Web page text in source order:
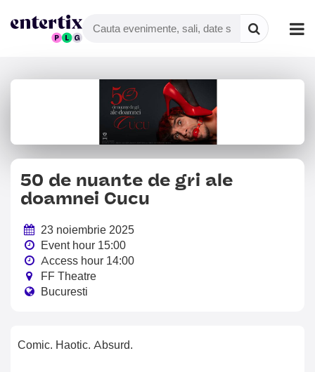
Comic. Haotic. Absurd.
50 de nuante de gri ale
doamnei Cucu
23 noiembrie 2025
Event hour 15:00
Access hour 14:00
FF Theatre
Bucuresti